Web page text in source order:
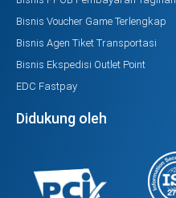
Bisnis Voucher Game Terlengkap
Bisnis Agen Tiket Transportasi
Bisnis Ekspedisi Outlet Point
EDC Fastpay
Didukung oleh